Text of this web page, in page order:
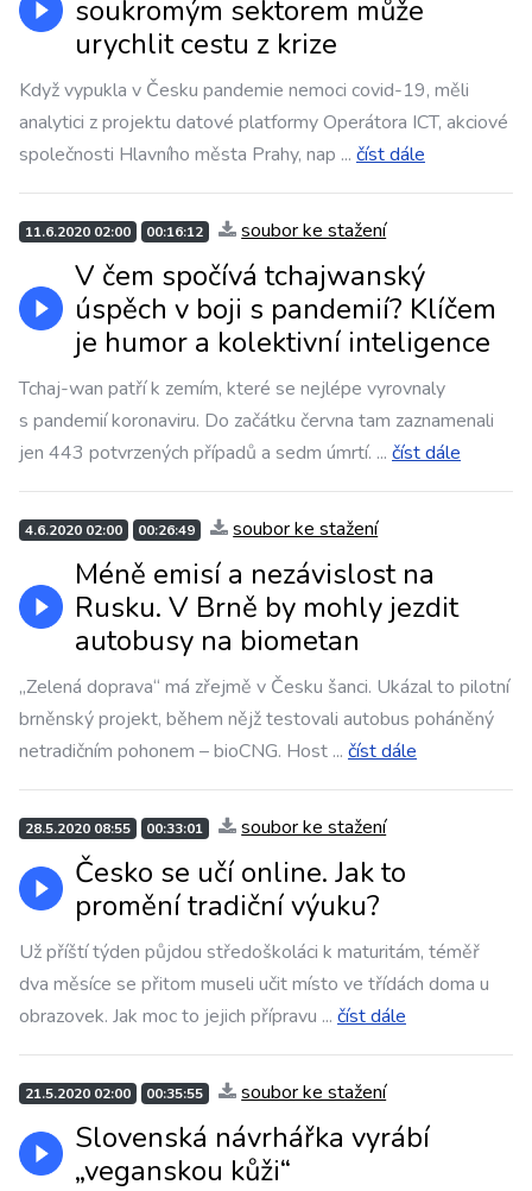
soukromým sektorem může
urychlit cestu z krize
Když vypukla v Česku pandemie nemoci covid-19, měli
analytici z projektu datové platformy Operátora ICT, akciové
společnosti Hlavního města Prahy, nap ... číst dále
11.6.2020 02:00 00:16:12 soubor ke stažení
V čem spočívá tchajwanský
úspěch v boji s pandemií? Klíčem
je humor a kolektivní inteligence
Tchaj-wan patří k zemím, které se nejlépe vyrovnaly
s pandemií koronaviru. Do začátku června tam zaznamenali
jen 443 potvrzených případů a sedm úmrtí. ... číst dále
4.6.2020 02:00 00:26:49 soubor ke stažení
Méně emisí a nezávislost na
Rusku. V Brně by mohly jezdit
autobusy na biometan
„Zelená doprava“ má zřejmě v Česku šanci. Ukázal to pilotní
brněnský projekt, během nějž testovali autobus poháněný
netradičním pohonem – bioCNG. Host ... číst dále
28.5.2020 08:55 00:33:01 soubor ke stažení
Česko se učí online. Jak to
promění tradiční výuku?
Už příští týden půjdou středoškoláci k maturitám, téměř
dva měsíce se přitom museli učit místo ve třídách doma u
obrazovek. Jak moc to jejich přípravu ... číst dále
21.5.2020 02:00 00:35:55 soubor ke stažení
Slovenská návrhářka vyrábí
„veganskou kůži“